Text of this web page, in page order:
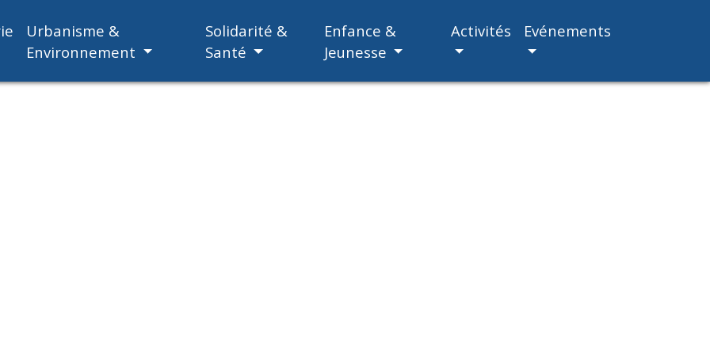
Urbanisme &
Environnement
Solidarité &
Santé
Enfance &
Jeunesse
Activités Evénements